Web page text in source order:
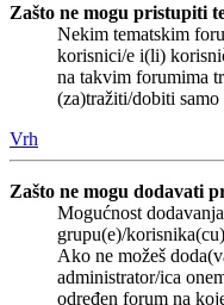
Zašto ne mogu pristupiti
Nekim tematskim
korisnici/e i(li)
na takvim forumima
(za)tražiti/dobiti
Vrh
Zašto ne mogu dodavati
Mogućnost
grupu(e)/
Ako ne možeš
administrator/ica
određen forum na